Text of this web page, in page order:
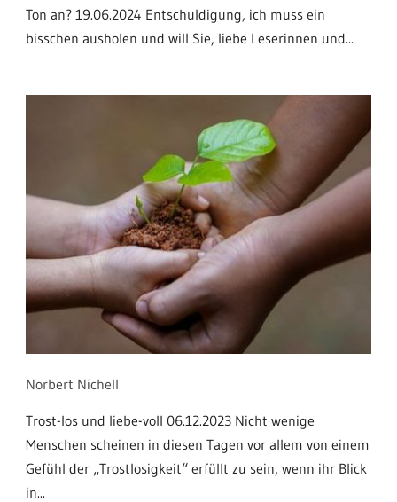
Ton an? 19.06.2024 Entschuldigung, ich muss ein
bisschen ausholen und will Sie, liebe Leserinnen und...
Norbert Nichell
Trost-los und liebe-voll 06.12.2023 Nicht wenige
Menschen scheinen in diesen Tagen vor allem von einem
Gefühl der „Trostlosigkeit“ erfüllt zu sein, wenn ihr Blick
in...